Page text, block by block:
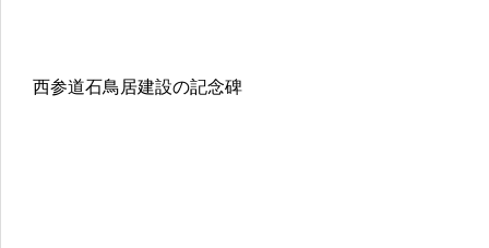
西参道石鳥居建設の記念碑